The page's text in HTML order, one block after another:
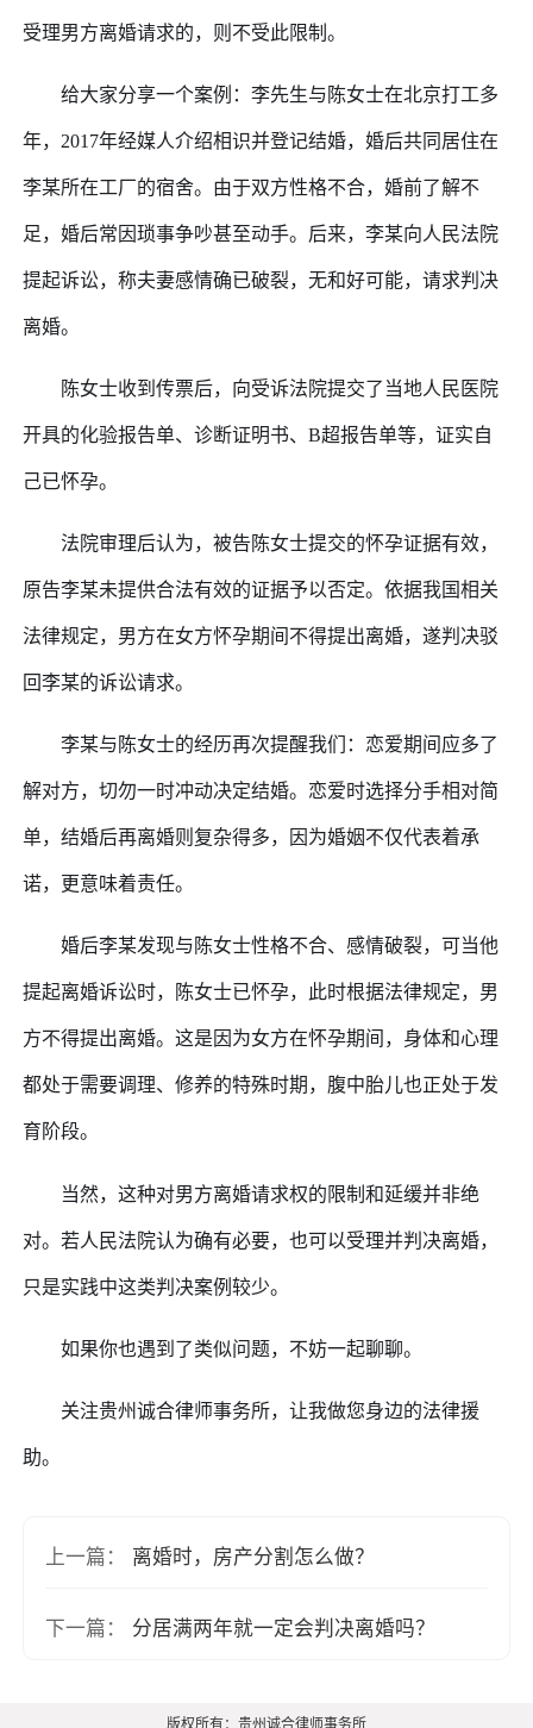
受理男方离婚请求的，则不受此限制。
给大家分享一个案例：李先生与陈女士在北京打工多
年， 2017年经媒人介绍相识并登记结婚，婚后共同居住在
李某所在工厂的宿舍。由于双方性格不合，婚前了解不
足，婚后常因琐事争吵甚至动手。后来，李某向人民法院
提起诉讼，称夫妻感情确已破裂，无和好可能，请求判决
离婚。
陈女士收到传票后，向受诉法院提交了当地人民医院
开具的化验报告单、诊断证明书、B超报告单等，证实自
己已怀孕。
法院审理后认为，被告陈女士提交的怀孕证据有效，
原告李某未提供合法有效的证据予以否定。依据我国相关
法律规定，男方在女方怀孕期间不得提出离婚，遂判决驳
回李某的诉讼请求。
李某与陈女士的经历再次提醒我们：恋爱期间应多了
解对方，切勿一时冲动决定结婚。恋爱时选择分手相对简
单，结婚后再离婚则复杂得多，因为婚姻不仅代表着承
诺，更意味着责任。
婚后李某发现与陈女士性格不合、感情破裂，可当他
提起离婚诉讼时，陈女士已怀孕，此时根据法律规定，男
方不得提出离婚。这是因为女方在怀孕期间，身体和心理
都处于需要调理、修养的特殊时期，腹中胎儿也正处于发
育阶段。
当然，这种对男方离婚请求权的限制和延缓并非绝
对。若人民法院认为确有必要，也可以受理并判决离婚，
只是实践中这类判决案例较少。
如果你也遇到了类似问题，不妨一起聊聊。
关注贵州诚合律师事务所，让我做您身边的法律援
助。
上一篇： 离婚时，房产分割怎么做？
下一篇： 分居满两年就一定会判决离婚吗？
版权所有：贵州诚合律师事务所